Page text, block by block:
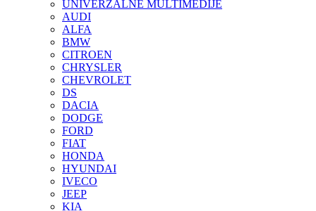
UNIVERZALNE MULTIMEDIJE
AUDI
ALFA
BMW
CITROEN
CHRYSLER
CHEVROLET
DS
DACIA
DODGE
FORD
FIAT
HONDA
HYUNDAI
IVECO
JEEP
KIA